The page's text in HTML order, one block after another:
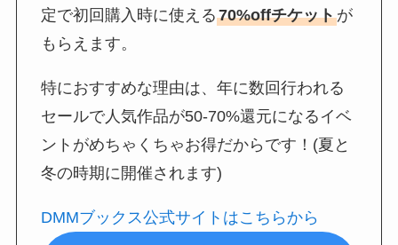
定で初回購入時に使える70%offチケットが
もらえます。
特におすすめな理由は、年に数回行われる
セールで人気作品が50-70%還元になるイベ
ントがめちゃくちゃお得だからです！(夏と
冬の時期に開催されます)
DMMブックス公式サイトはこちらから